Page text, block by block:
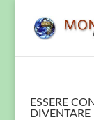
ESSERE